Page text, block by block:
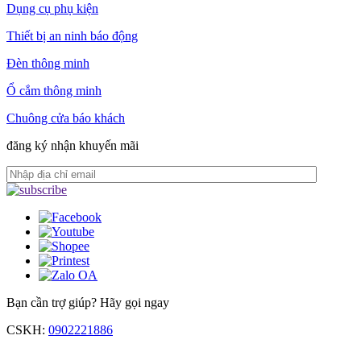
Dụng cụ phụ kiện
Thiết bị an ninh báo động
Đèn thông minh
Ổ cắm thông minh
Chuông cửa báo khách
đăng ký nhận khuyến mãi
Bạn cần trợ giúp? Hãy gọi ngay
CSKH: 0902221886